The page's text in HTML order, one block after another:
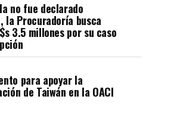
no fue declarado
la Procuradoría busca
3.5 millones por su caso
para apoyar la
de Taiwán en la OACI